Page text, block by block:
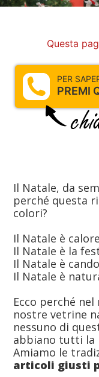
Questa
PER
PREMI
Il Natale, da
perché questa
colori?
Il Natale è
Il Natale è la
Il Natale è
Il Natale è
Ecco perché
nostre vetrine
nessuno di
abbiano tutti la
Amiamo le
articoli giusti